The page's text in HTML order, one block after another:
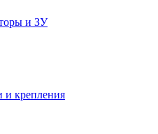
и ЗУ
и крепления